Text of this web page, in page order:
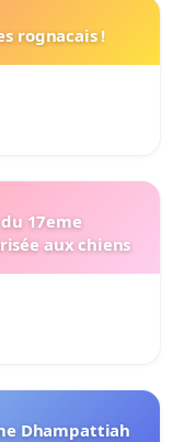
rognacais !
17eme
aux chiens
Dhampattiah